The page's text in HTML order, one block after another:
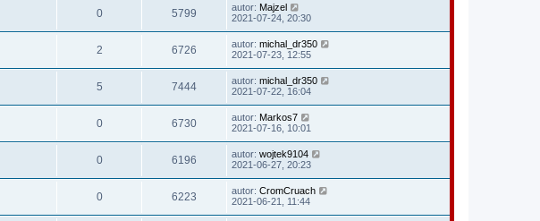
0 5799 autor: Majzel
2021-07-24, 20:30
2 6726 autor: michal_dr350
2021-07-23, 12:55
5 7444 autor: michal_dr350
2021-07-22, 16:04
0 6730 autor: Markos7
2021-07-16, 10:01
0 6196 autor: wojtek9104
2021-06-27, 20:23
0 6223 autor: CromCruach
2021-06-21, 11:44